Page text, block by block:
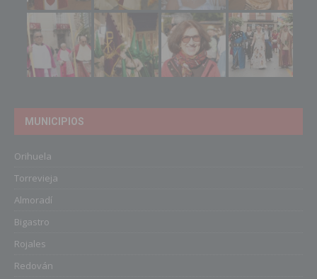
MUNICIPIOS
Orihuela
Torrevieja
Almoradí
Bigastro
Rojales
Redován